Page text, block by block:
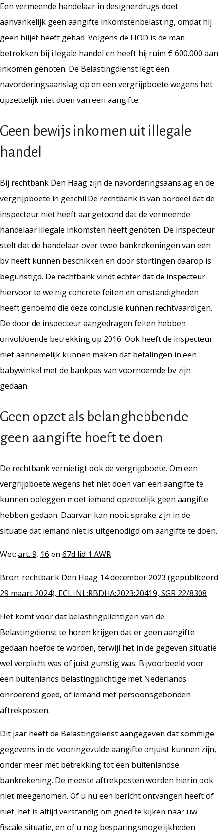
Een vermeende handelaar in designerdrugs doet
aanvankelijk geen aangifte inkomstenbelasting, omdat hij
geen biljet heeft gehad. Volgens de FIOD is de man
betrokken bij illegale handel en heeft hij ruim € 600.000 aan
inkomen genoten. De Belastingdienst legt een
navorderingsaanslag op en een vergrijpboete wegens het
opzettelijk niet doen van een aangifte.
Geen bewijs inkomen uit illegale
handel
Bij rechtbank Den Haag zijn de navorderingsaanslag en de
vergrijpboete in geschil.De rechtbank is van oordeel dat de
inspecteur niet heeft aangetoond dat de vermeende
handelaar illegale inkomsten heeft genoten. De inspecteur
stelt dat de handelaar over twee bankrekeningen van een
bv heeft kunnen beschikken en door stortingen daarop is
begunstigd. De rechtbank vindt echter dat de inspecteur
hiervoor te weinig concrete feiten en omstandigheden
heeft genoemd die deze conclusie kunnen rechtvaardigen.
De door de inspecteur aangedragen feiten hebben
onvoldoende betrekking op 2016. Ook heeft de inspecteur
niet aannemelijk kunnen maken dat betalingen in een
babywinkel met de bankpas van voornoemde bv zijn
gedaan.
Geen opzet als belanghebbende
geen aangifte hoeft te doen
De rechtbank vernietigt ook de vergrijpboete. Om een
vergrijpboete wegens het niet doen van een aangifte te
kunnen opleggen moet iemand opzettelijk geen aangifte
hebben gedaan. Daarvan kan nooit sprake zijn in de
situatie dat iemand niet is uitgenodigd om aangifte te doen.
Wet: art. 9, 16 en 67d lid 1 AWR
Bron: rechtbank Den Haag 14 december 2023 (gepubliceerd
29 maart 2024), ECLI:NL:RBDHA:2023:20419, SGR 22/8308
Het komt voor dat belastingplichtigen van de
Belastingdienst te horen krijgen dat er geen aangifte
gedaan hoefde te worden, terwijl het in de gegeven situatie
wel verplicht was of juist gunstig was. Bijvoorbeeld voor
een buitenlands belastingplichtige met Nederlands
onroerend goed, of iemand met persoonsgebonden
aftrekposten.
Dit jaar heeft de Belastingdienst aangegeven dat sommige
gegevens in de vooringevulde aangifte onjuist kunnen zijn,
onder meer met betrekking tot een buitenlandse
bankrekening. De meeste aftrekposten worden hierin ook
niet meegenomen. Of u nu een bericht ontvangen heeft of
niet, het is altijd verstandig om goed te kijken naar uw
fiscale situatie, en of u nog besparingsmogelijkheden